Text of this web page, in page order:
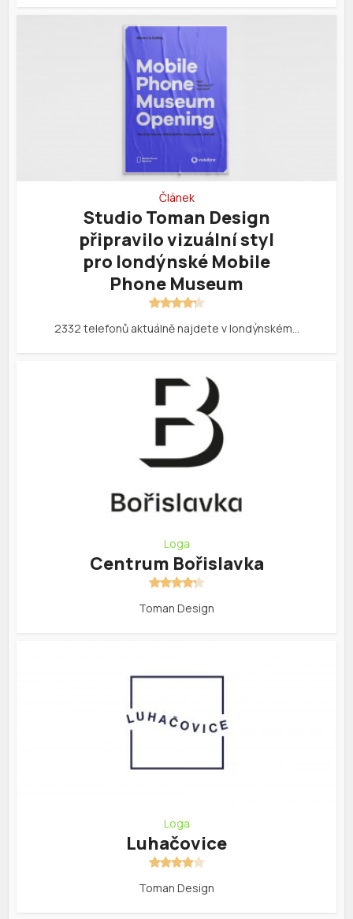
Článek
Studio Toman Design
připravilo vizuální styl
pro londýnské Mobile
Phone Museum
2332 telefonů aktuálně najdete v londýnském…
Loga
Centrum Bořislavka
Toman Design
Loga
Luhačovice
Toman Design